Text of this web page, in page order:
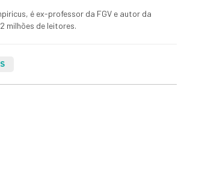
é ex-professor da FGV e autor da
milhões de leitores.